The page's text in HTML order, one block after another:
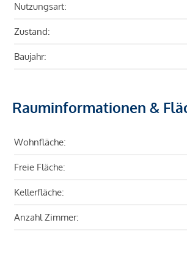
Nutzungsart:
Zustand:
Baujahr:
Rauminformationen &
Wohnfläche:
Freie Fläche:
Kellerfläche:
Anzahl Zimmer: